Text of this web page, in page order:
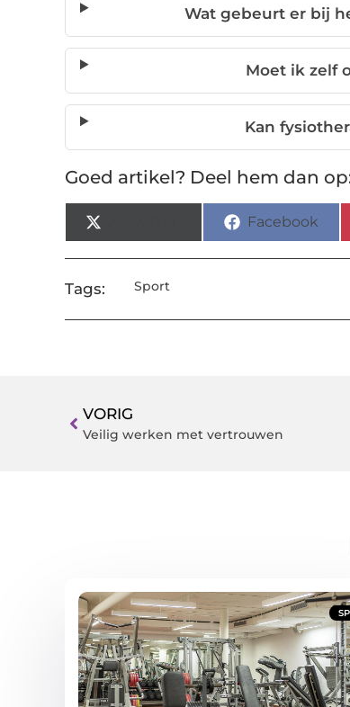
Wat gebeurt er bij
Moet ik zelf
Kan
Goed artikel? Deel hem dan
Facebook
Tags: Sport
VORIG
Veilig werken met vertrouwen